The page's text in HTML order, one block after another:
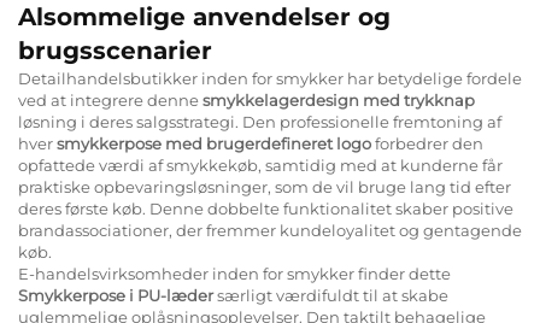
Alsommelige anvendelser og
brugsscenarier
Detailhandelsbutikker inden for smykker har betydelige fordele
ved at integrere dennesmykkelagerdesign med trykknap
løsning i deres salgsstrategi. Den professionelle fremtoning af
hversmykkerpose med brugerdefineret logoforbedrer den
opfattede værdi af smykkekøb, samtidig med at kunderne får
praktiske opbevaringsløsninger, som de vil bruge lang tid efter
deres første køb. Denne dobbelte funktionalitet skaber positive
brandassociationer, der fremmer kundeloyalitet og gentagende
køb.
E-handelsvirksomheder inden for smykker finder dette
Smykkerpose i PU-lædersærligt værdifuldt til at skabe
uglemmelige oplåsningsoplevelser. Den taktilt behagelige